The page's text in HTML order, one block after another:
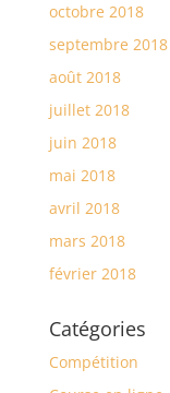
octobre 2018
septembre 2018
août 2018
juillet 2018
juin 2018
mai 2018
avril 2018
mars 2018
février 2018
Catégories
Compétition